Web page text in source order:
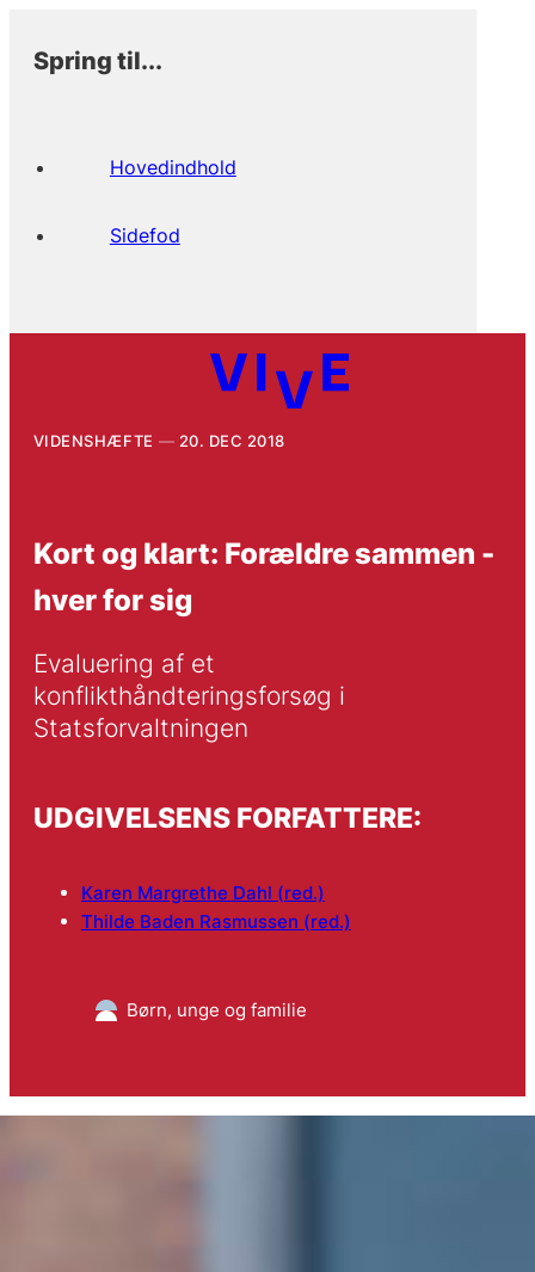
Spring til...
Hovedindhold
Sidefod
VIDENSHÆFTE 20. DEC 2018
Kort og klart: Forældre sammen -
hver for sig
Evaluering af et
konflikthåndteringsforsøg i
Statsforvaltningen
UDGIVELSENS FORFATTERE:
Karen Margrethe Dahl (red.)
Thilde Baden Rasmussen (red.)
Børn, unge og familie